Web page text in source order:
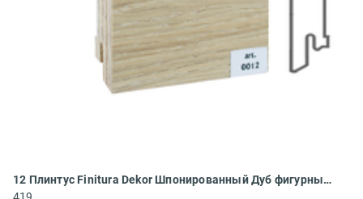
12 Плинтус Finitura Dekor Шпонированный Дуб фигурный 2400x120x30